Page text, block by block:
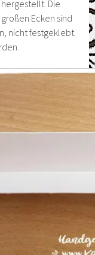
hergestellt. Die
großen Ecken sind
nicht festgeklebt.